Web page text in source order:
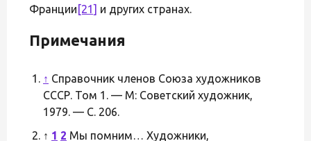
Франции [21] и других странах.
Примечания
↑ Справочник членов Союза художников
СССР. Том 1. — М: Советский художник,
1979. — С. 206.
↑ 1 2 Мы помним… Художники,